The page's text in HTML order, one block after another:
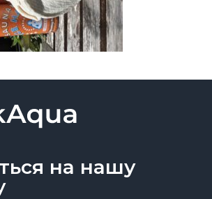
на нашу